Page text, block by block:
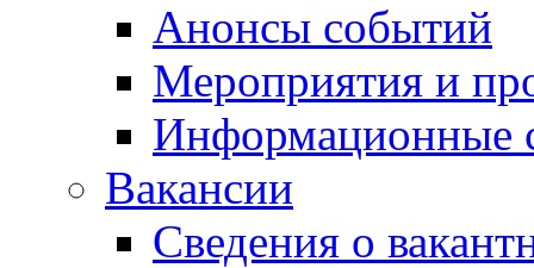
Анонсы событий
Мероприятия и
Информационные
Вакансии
Сведения о